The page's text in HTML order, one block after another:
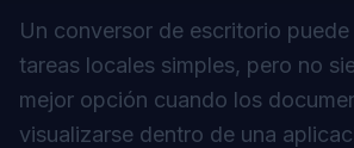
Un conversor de escritorio puede
tareas locales simples, pero no
mejor opción cuando los
visualizarse dentro de una